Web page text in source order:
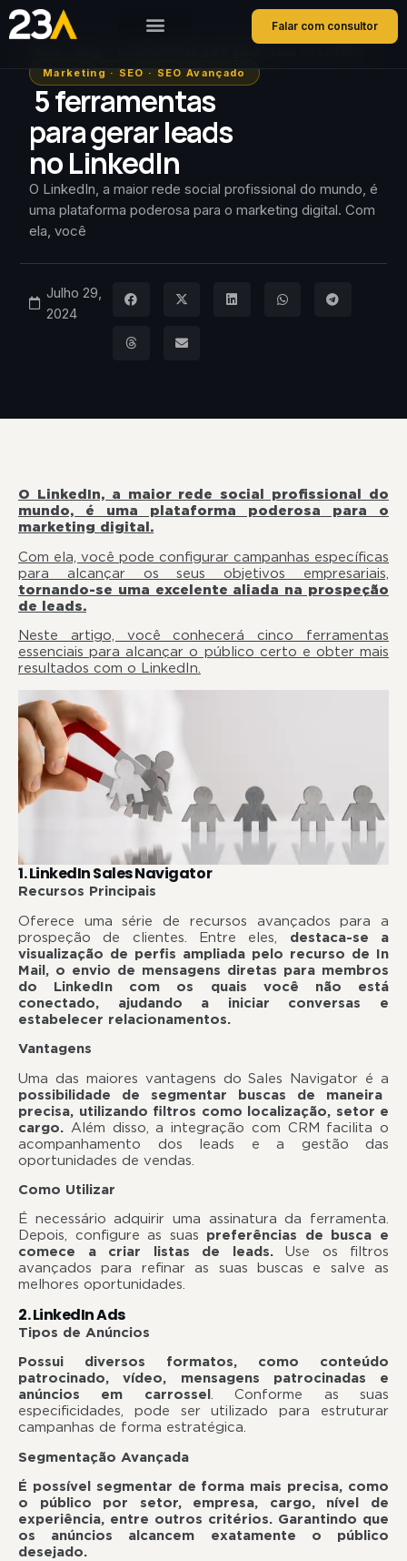
Falar com consultor
Marketing · SEO · SEO Avançado
5 ferramentas
para gerar leads
no LinkedIn
O LinkedIn, a maior rede social profissional do mundo, é
uma plataforma poderosa para o marketing digital. Com
ela, você
Julho 29,
2024
O LinkedIn, a maior rede social profissional do
mundo, é uma plataforma poderosa para o
marketing digital.
Com ela, você pode configurar campanhas específicas
para alcançar os seus objetivos empresariais,
tornando-se uma excelente aliada na prospeção
de leads.
Neste artigo, você conhecerá cinco ferramentas
essenciais para alcançar o público certo e obter mais
resultados com o LinkedIn.
1. LinkedIn Sales Navigator
Recursos Principais
Oferece uma série de recursos avançados para a
prospeção de clientes. Entre eles, destaca-se
a
visualização de perfis ampliada pelo recurso de In
Mail, o envio de mensagens diretas para membros
do LinkedIn com os quais você não está
conectado, ajudando a iniciar conversas e
estabelecer relacionamentos.
Vantagens
Uma das maiores vantagens do Sales Navigator é a
possibilidade de segmentar buscas de maneira
precisa, utilizando filtros como localização, setor e
cargo. Além disso, a integração com CRM facilita o
acompanhamento dos leads e a gestão das
oportunidades de vendas.
Como Utilizar
É necessário adquirir uma assinatura da ferramenta.
Depois, configure as suas preferências de busca e
comece a criar listas de leads. Use os filtros
avançados para refinar as suas buscas e salve as
melhores oportunidades.
2. LinkedIn Ads
Tipos de Anúncios
Possui diversos formatos, como conteúdo
patrocinado, vídeo, mensagens patrocinadas e
anúncios em carrossel. Conforme as suas
especificidades, pode ser utilizado para estruturar
campanhas de forma estratégica.
Segmentação Avançada
É possível segmentar de forma mais precisa, como
o público por setor, empresa, cargo, nível de
experiência, entre outros critérios. Garantindo que
os anúncios alcancem exatamente o público
desejado.